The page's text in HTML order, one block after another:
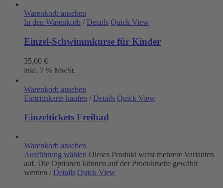
Warenkorb ansehen
In den Warenkorb / Details Quick View
Einzel-Schwimmkurse für Kinder
35,00 €
inkl. 7 % MwSt.
Warenkorb ansehen
Eintrittskarte kaufen / Details Quick View
Einzeltickets Freibad
Warenkorb ansehen
Ausführung wählen Dieses Produkt weist mehrere Varianten
auf. Die Optionen können auf der Produktseite gewählt
werden / Details Quick View